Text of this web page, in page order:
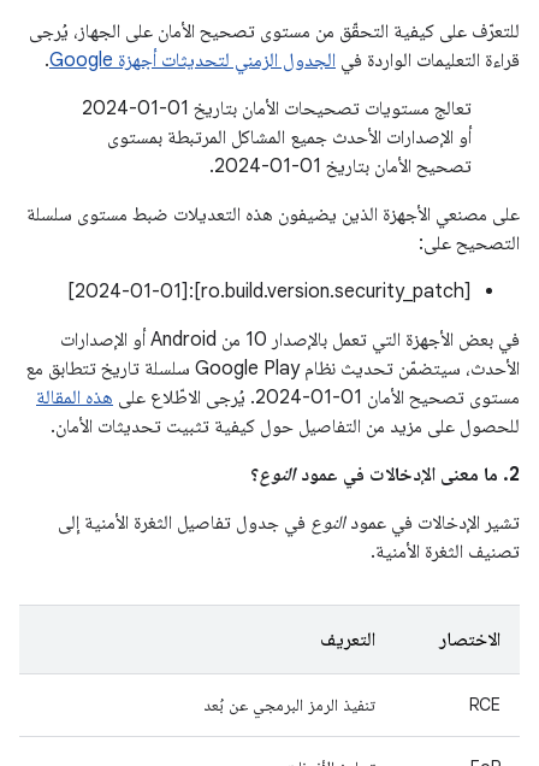
للتعرّف على كيفية التحقّق من مستوى تصحيح الأمان على الجهاز، يُرجى
قراءة التعليمات الواردة في الجدول الزمني لتحديثات أجهزة Google
.
تعالج مستويات تصحيحات الأمان بتاريخ 01‏-01‏-2024
أو الإصدارات الأحدث جميع المشاكل المرتبطة بمستوى
تصحيح الأمان بتاريخ 01‏-01‏-2024.
على مصنعي الأجهزة الذين يضيفون هذه التعديلات ضبط مستوى سلسلة
التصحيح على:
[ro.build.version.security_patch]:[2024-01-01]
في بعض الأجهزة التي تعمل بالإصدار 10 من Android أو الإصدارات
الأحدث، سيتضمّن تحديث نظام Google Play سلسلة تاريخ تتطابق مع
مستوى تصحيح الأمان ‎2024-01-01. يُرجى الاطّلاع على
هذه المقالة
للحصول على مزيد من التفاصيل حول كيفية تثبيت تحديثات الأمان.
2. ما معنى الإدخالات في عمود
النوع؟
تشير الإدخالات في عمودالنوع في جدول تفاصيل الثغرة الأمنية إلى
تصنيف الثغرة الأمنية.
الاختصار التعريف
RCE تنفيذ الرمز البرمجي عن بُعد